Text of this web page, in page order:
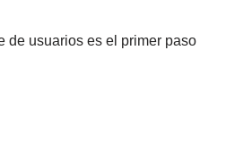
de usuarios es el primer paso